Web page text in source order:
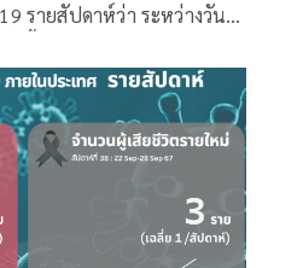
รายสัปดาห์ว่า ระหว่างวันที่